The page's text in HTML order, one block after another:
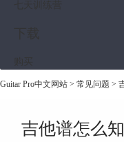
Guitar Pro中文网站 > 常见问题 >
吉他谱怎么